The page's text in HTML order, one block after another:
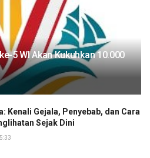
5 WI Akan Kukuhkan 10.000
Kenali Gejala, Penyebab, dan Cara
Sejak Dini